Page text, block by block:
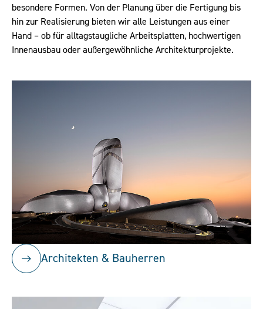
besondere Formen. Von der Planung über die Fertigung bis
hin zur Realisierung bieten wir alle Leistungen aus einer
Hand – ob für alltagstaugliche Arbeitsplatten, hochwertigen
Innenausbau oder außergewöhnliche Architekturprojekte.
Architekten & Bauherren